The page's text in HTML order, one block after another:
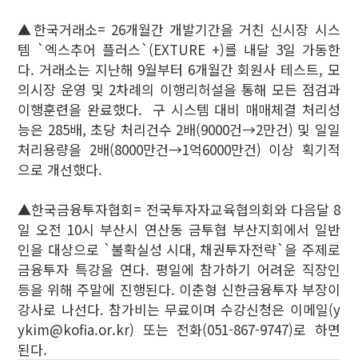
▲한국거래소= 26개월간 개발기간을 거친 신시장 시스
템 `엑스추어 플러스`(EXTURE +)를 내달 3일 가동한
다. 거래소는 지난해 9월부터 6개월간 회원사 테스트, 모
의시장 운영 및 2차례의 이행리허설을 통해 모든 점검과
이행훈련을 완료했다. 구 시스템 대비 매매체결 처리성
능은 285배, 초당 처리건수 2배(9000건→2만건) 및 일일
처리용량을 2배(8000만건→1억6000만건) 이상 획기적
으로 개선했다.
▲한국금융투자협회= 전국투자자교육협의회와 다음달 8
일 오전 10시 부산시 연산동 금투협 부산지회에서 일반
인을 대상으로 `불확실성 시대, 채권투자전략`을 주제로
금융투자 특강을 연다. 평일에 참가하기 어려운 직장인
등을 위해 주말에 진행된다. 이춘형 신한금융투자 부장이
강사로 나선다. 참가비는 무료이며 수강신청은 이메일(y
ykim@kofia.or.kr) 또는 전화(051-867-9747)로 하면
된다.